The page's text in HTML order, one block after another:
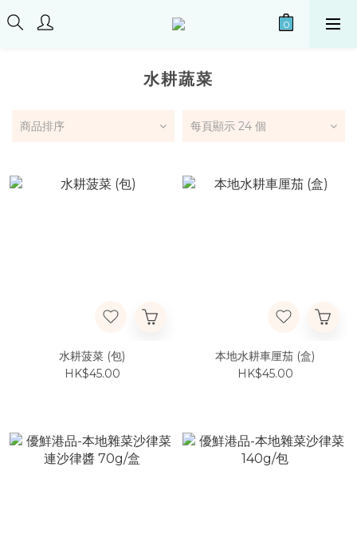
水耕蔬菜
商品排序 每頁顯示 24 個
水耕菠菜 (包)
HK$45.00
本地水耕車厘茄 (盒)
HK$45.00